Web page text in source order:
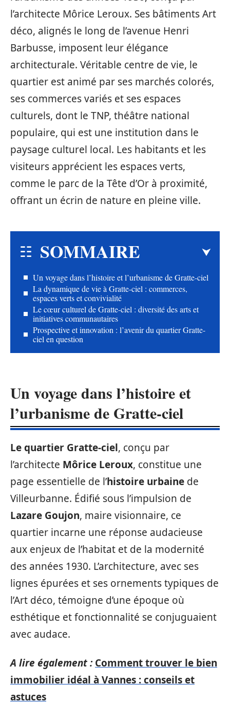
l’architecte Môrice Leroux. Ses bâtiments Art
déco, alignés le long de l’avenue Henri
Barbusse, imposent leur élégance
architecturale. Véritable centre de vie, le
quartier est animé par ses marchés colorés,
ses commerces variés et ses espaces
culturels, dont le TNP, théâtre national
populaire, qui est une institution dans le
paysage culturel local. Les habitants et les
visiteurs apprécient les espaces verts,
comme le parc de la Tête d’Or à proximité,
offrant un écrin de nature en pleine ville.
SOMMAIRE
Un voyage dans l’histoire et l’urbanisme de Gratte-ciel
La dynamique de vie à Gratte-ciel : commerces,
espaces verts et convivialité
Le cœur culturel de Gratte-ciel : diversité des arts et
initiatives communautaires
Prospective et innovation : l’avenir du quartier Gratte-
ciel en question
Un voyage dans l’histoire et
l’urbanisme de Gratte-ciel
Le quartier Gratte-ciel, conçu par
l’architecte Môrice Leroux, constitue une
page essentielle de l’histoire urbaine de
Villeurbanne. Édifié sous l’impulsion de
Lazare Goujon, maire visionnaire, ce
quartier incarne une réponse audacieuse
aux enjeux de l’habitat et de la modernité
des années 1930. L’architecture, avec ses
lignes épurées et ses ornements typiques de
l’Art déco, témoigne d’une époque où
esthétique et fonctionnalité se conjuguaient
avec audace.
A lire également : Comment trouver le bien
immobilier idéal à Vannes : conseils et
astuces